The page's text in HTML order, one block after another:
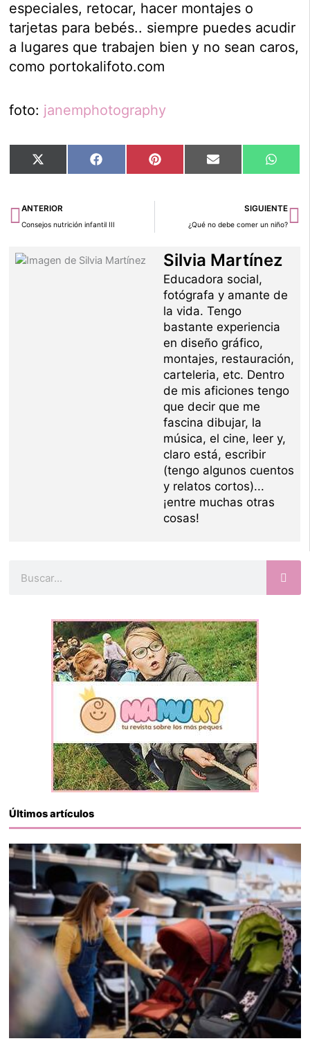
especiales, retocar, hacer montajes o
tarjetas para bebés.. siempre puedes acudir
a lugares que trabajen bien y no sean caros,
como portokalifoto.com
foto: janemphotography
Compartir
en
X
(Twitter)
Compartir
en
Facebook Compartir
en
Pinterest Compartir
en
Email
en
Ant
ANTERIOR
Consejos nutrición infantil III
SIGUIENTE
¿Qué no debe comer un niño?
Silvia Martínez
Educadora social,
fotógrafa y amante de
la vida. Tengo
bastante experiencia
en diseño gráfico,
montajes, restauración,
carteleria, etc. Dentro
de mis aficiones tengo
que decir que me
fascina dibujar, la
música, el cine, leer y,
claro está, escribir
(tengo algunos cuentos
y relatos cortos)...
¡entre muchas otras
cosas!
Últimos artículos